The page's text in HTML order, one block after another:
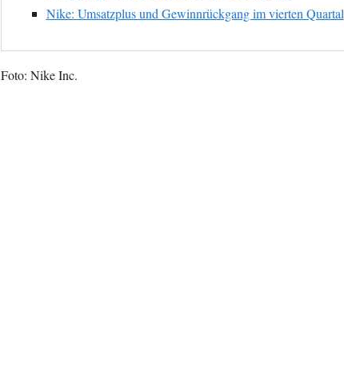
Nike: Umsatzplus und Gewinnrückgang im vierten Quartal
Foto: Nike Inc.